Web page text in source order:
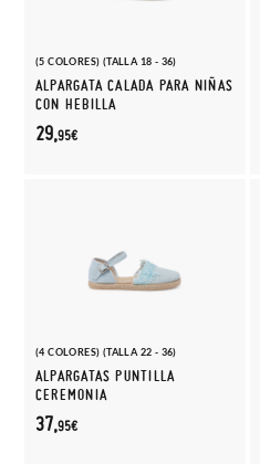
(5 COLORES) (TALLA 18 - 36)
ALPARGATA CALADA PARA NIÑAS
CON HEBILLA
29,95€
(4 COLORES) (TALLA 22 - 36)
ALPARGATAS PUNTILLA
CEREMONIA
37,95€